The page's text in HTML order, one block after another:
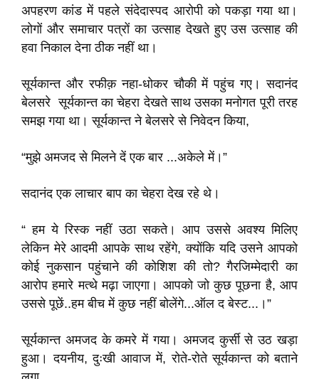
अपहरण कांड में पहले संदेदास्पद आरोपी को पकड़ा गया था।
लोगों और समाचार पत्रों का उत्साह देखते हुए उस उत्साह की
हवा निकाल देना ठीक नहीं था।
सूर्यकान्त और रफीक़ नहा-धोकर चौकी में पहुंच गए। सदानंद
बेलसरे सूर्यकान्त का चेहरा देखते साथ उसका मनोगत पूरी तरह
समझ गया था। सूर्यकान्त ने बेलसरे से निवेदन किया,
“मुझे अमजद से मिलने दें एक बार ...अकेले में।”
सदानंद एक लाचार बाप का चेहरा देख रहे थे।
“ हम ये रिस्क नहीं उठा सकते। आप उससे अवश्य मिलिए
लेकिन मेरे आदमी आपके साथ रहेंगे, क्योंकि यदि उसने आपको
कोई नुकसान पहुंचाने की कोशिश की तो? गैरजिम्मेदारी का
आरोप हमारे मत्थे मढ़ा जाएगा। आपको जो कुछ पूछना है, आप
उससे पूछें..हम बीच में कुछ नहीं बोलेंगे...ऑल द बेस्ट...।”
सूर्यकान्त अमजद के कमरे में गया। अमजद कुर्सी से उठ खड़ा
हुआ। दयनीय, दुःखी आवाज में, रोते-रोते सूर्यकान्त को बताने